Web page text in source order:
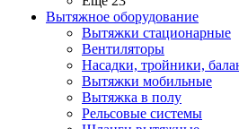
Вытяжное оборудование
Вытяжки стационарные
Вентиляторы
Насадки, тройники,
Вытяжки мобильные
Вытяжка в полу
Рельсовые системы